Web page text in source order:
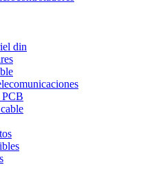
din
PCB